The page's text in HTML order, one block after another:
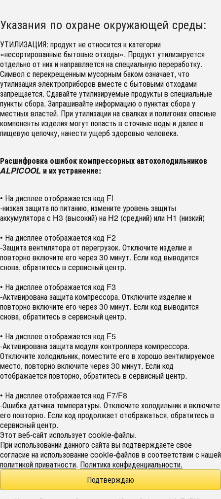
Указания по охране окружающей среды:
УТИЛИЗАЦИЯ: продукт не относится к категории
«несортированные бытовые отходы». Продукт утилизируется
отдельно от них и направляется на специальную переработку.
Символ с перекрещенным мусорным баком означает, что
утилизация электроприборов вместе с бытовыми отходами
запрещается. Сдавайте утилизируемые продукты в специальные
пункты сбора. Запрашивайте информацию о пунктах сбора у
местных властей. При утилизации на свалках и полигонах опасные
компоненты изделия могут попасть в сточные воды и далее в
пищевую цепочку, нанести ущерб здоровью человека.
Расшифровка ошибок компрессорных автохолодильников
ALPICOOL и их устранение:
• На дисплее отображается код Fl
-низкая защита по питанию, измените уровень защиты
аккумулятора с H3 (высокий) на H2 (средний) или H1 (низкий)
• На дисплее отображается код F2
-Защита вентилятора от перегрузок. Отключите изделие и
повторно включите его через 30 минут. Если код выводится
снова, обратитесь в сервисный центр.
• На дисплее отображается код F3
-Активирована защита компрессора. Отключите изделие и
повторно включите его через 30 минут. Если код выводится
снова, обратитесь в сервисный центр.
• На дисплее отображается код F5
-Активирована защита модуля контроллера компрессора.
Отключите холодильник, поместите его в хорошо вентилируемое
место, повторно включите через 30 минут. Если код
отображается повторно, обратитесь в сервисный центр.
• На дисплее отображается код F7/F8
-Ошибка датчика температуры. Отключите холодильник и включите
его повторно. Если код продолжает отображаться, обратитесь в
сервисный центр.
Этот веб-сайт использует cookie-файлы.
При использовании данного сайта вы подтверждаете свое
согласие на использование cookie-файлов в соответствии с нашей
политикой приватности. Политика конфиденциальности.
Подтверждаю